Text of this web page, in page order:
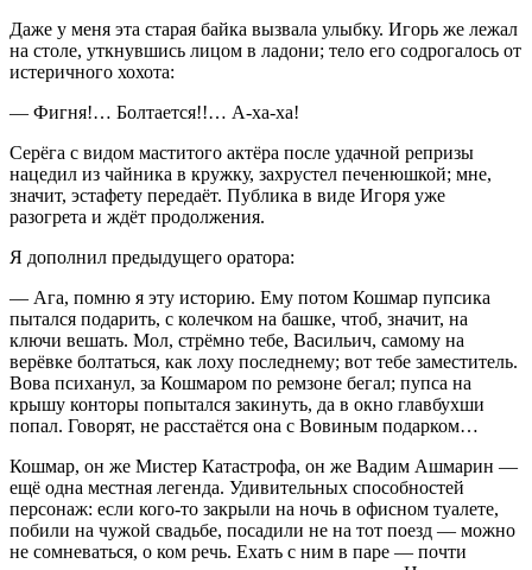
Даже у меня эта старая байка вызвала улыбку. Игорь же лежал
на столе, уткнувшись лицом в ладони; тело его содрогалось от
истеричного хохота:
— Фигня!… Болтается!!… А-ха-ха!
Серёга с видом маститого актёра после удачной репризы
нацедил из чайника в кружку, захрустел печенюшкой; мне,
значит, эстафету передаёт. Публика в виде Игоря уже
разогрета и ждёт продолжения.
Я дополнил предыдущего оратора:
— Ага, помню я эту историю. Ему потом Кошмар пупсика
пытался подарить, с колечком на башке, чтоб, значит, на
ключи вешать. Мол, стрёмно тебе, Васильич, самому на
верёвке болтаться, как лоху последнему; вот тебе заместитель.
Вова психанул, за Кошмаром по ремзоне бегал; пупса на
крышу конторы попытался закинуть, да в окно главбухши
попал. Говорят, не расстаётся она с Вовиным подарком…
Кошмар, он же Мистер Катастрофа, он же Вадим Ашмарин —
ещё одна местная легенда. Удивительных способностей
персонаж: если кого-то закрыли на ночь в офисном туалете,
побили на чужой свадьбе, посадили не на тот поезд — можно
не сомневаться, о ком речь. Ехать с ним в паре — почти